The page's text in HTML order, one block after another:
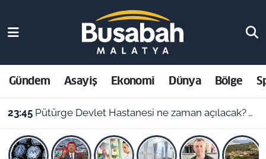
Gündem Asayiş Ekonomi Dünya Bölge
23:45 Pütürge Devlet Hastanesi ne zaman açılacak? Vali Yavuz açıkladı
Asayiş
Ekonomi
Dünya
Malatya Nöbetçi Eczaneler
Malatya Hava Durumu
Malatya Namaz Vakitleri
Malatya Trafik Yoğunluk Haritası